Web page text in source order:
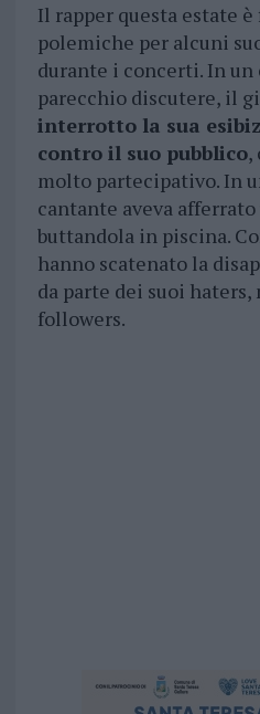
Il rapper questa estate
polemiche per alcuni
durante i concerti. In
parecchio discutere, il
interrotto la sua
contro il suo pubblico,
molto partecipativo. In
cantante aveva afferrato
buttandola in piscina.
hanno scatenato la
da parte dei suoi
followers.